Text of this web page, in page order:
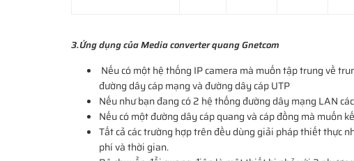
3.Ứng dụng của Media converter quang Gnetcom
Nếu có một hệ thống IP camera mà muốn tập trung về
đường dây cáp mạng và đường dây cáp UTP
Nếu như bạn đang có 2 hệ thống đường dây mạng LAN
Nếu có một đường dây cáp quang và cáp đồng mà muốn
Tất cả các trường hợp trên đều dùng giải pháp thiết thực
phí và thời gian.